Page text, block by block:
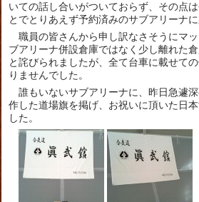
いての話し合いがついておらず、その点
とでとりあえず予約済みのサブアリーナ
職員の皆さんから申し訳なさそうにマ
ブアリーナ併設倉庫ではなく少し離れた
と詫びられましたが、全て台車に載せて
りませんでした。
誰もいないサブアリーナに、昨日急遽
作した道場旗を掲げ、お祝いに頂いた日
した。